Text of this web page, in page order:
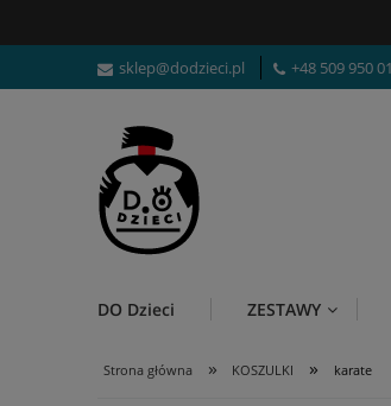
sklep@dodzieci.pl +48 509 950
DO Dzieci ZESTAWY
Strona główna » KOSZULKI » karate